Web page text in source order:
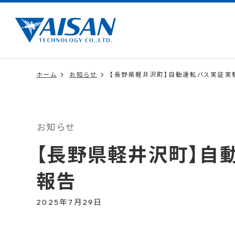
ホーム お知らせ 【長野県軽井沢町】自動運転バス実証
お知らせ
【長野県軽井沢町】
報告
2025年7月29日